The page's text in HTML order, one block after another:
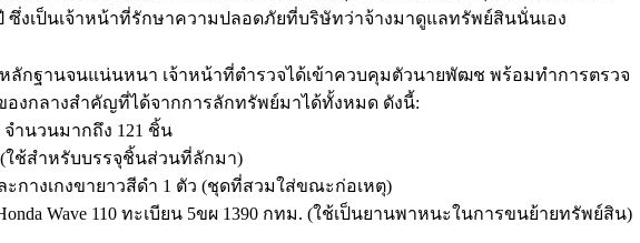
ซึ่งเป็นเจ้าหน้าที่รักษาความปลอดภัยที่บริษัทว่าจ้างมาดูแลทรัพย์สินนั่นเอง
ลักฐานจนแน่นหนา เจ้าหน้าที่ตำรวจได้เข้าควบคุมตัวนายพัฒช พร้อมทำการตรวจ
งกลางสำคัญที่ได้จากการลักทรัพย์มาได้ทั้งหมด ดังนี้:
ำนวนมากถึง 121 ชิ้น
(ใช้สำหรับบรรจุชิ้นส่วนที่ลักมา)
ะกางเกงขายาวสีดำ 1 ตัว (ชุดที่สวมใส่ขณะก่อเหตุ)
Wave 110 ทะเบียน 5ขผ 1390 กทม. (ใช้เป็นยานพาหนะในการขนย้ายทรัพย์สิน)